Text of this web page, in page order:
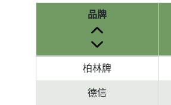
品牌
柏林牌
德信